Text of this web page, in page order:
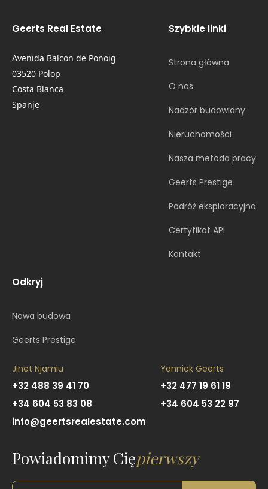
Geerts Real Estate
Avenida Balcon de Ponoig
03520 Polop
Costa Blanca
Spanje
Szybkie linki
Strona główna
O nas
Nadzór budowlany
Nieruchomości
Nasza metoda pracy
Geerts Prestige
Podróż eksploracyjna
Certyfikat API
Kontakt
Odkryj
Nowa budowa
Geerts Prestige
Jinet Njamiu
+32 488 39 41 70
+34 604 53 83 08
info@geertsrealestate.com
Yannick Geerts
+32 477 19 61 19
+34 604 53 22 97
Powiadomimy Ciępierwszy